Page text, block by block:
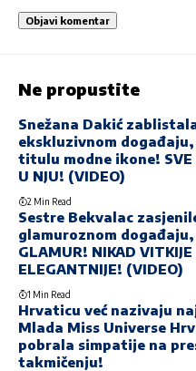
Ne propustite
Snežana Dakić
ekskluzivnom
titulu modne ikone! SVE
U NJU! (VIDEO)
2 Min Read
Sestre Bekvalac
glamuroznom događaju,
GLAMUR! NIKAD VITKIJE
ELEGANTNIJE! (VIDEO)
1 Min Read
Hrvaticu već nazivaju
Mlada Miss Universe
pobrala simpatije na
takmičenju!